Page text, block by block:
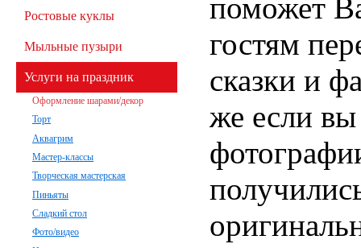
поможет
гостям
сказки и
же если
Ростовые куклы
Мыльные пузыри
Услуги на праздник
Оформление шарами/декор
Торт
Аквагрим
Мастер-классы
Творческая мастерская
Пиньяты
Сладкий стол
Фото/видео